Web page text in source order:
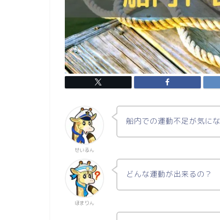
せいるん
船内での運動不足が気に
ほまりん
どんな運動が出来るの？